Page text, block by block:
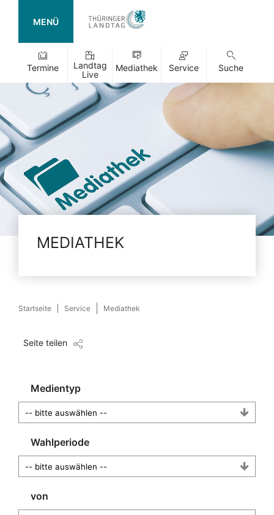
MENÜ
Termine
Landtag
Live
Mediathek Service Suche
MEDIATHEK
Startseite Service Mediathek
Seite teilen
Medientyp
Wahlperiode
von